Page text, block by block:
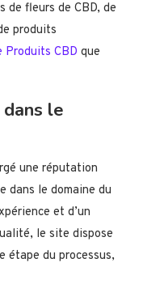
de fleurs de CBD, de
produits
Produits CBD que
le
une réputation
dans le domaine du
et d’un
le site dispose
étape du processus,